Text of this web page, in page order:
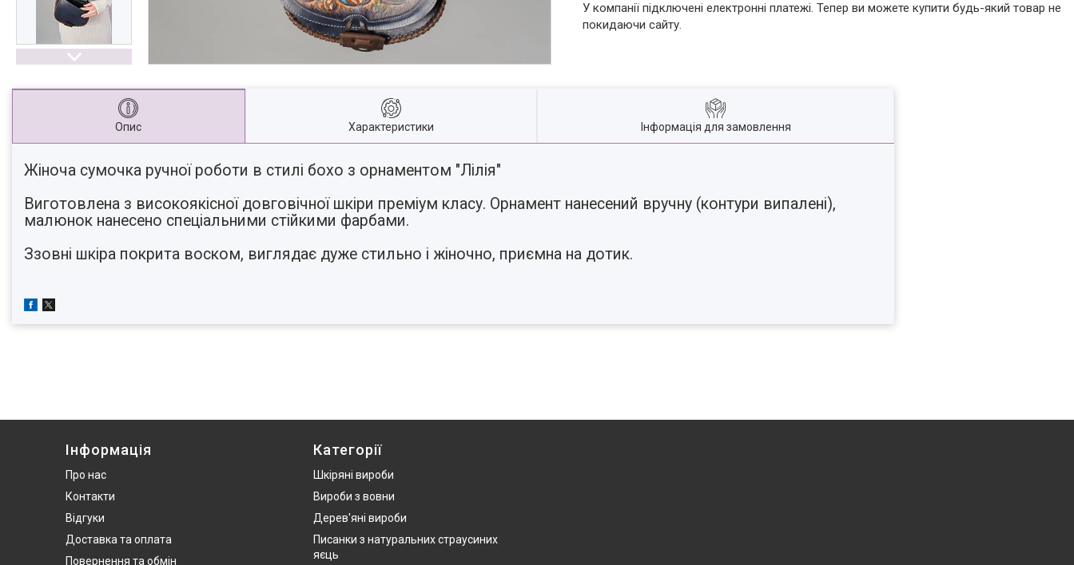
У компанії підключені електронні платежі. Тепер ви можете купити будь-який товар не
покидаючи сайту.
Опис Характеристики Інформація для замовлення
Жіноча сумочка ручної роботи в стилі бохо з орнаментом "Лілія"
Виготовлена з високоякісної довговічної шкіри преміум класу. Орнамент нанесений вручну (контури випалені),
малюнок нанесено спеціальними стійкими фарбами.
Ззовні шкіра покрита воском, виглядає дуже стильно і жіночно, приємна на дотик.
Інформація
Про нас
Контакти
Відгуки
Доставка та оплата
Повернення та обмін
Категорії
Шкіряні вироби
Вироби з вовни
Дерев'яні вироби
Писанки з натуральних страусиних
яєць